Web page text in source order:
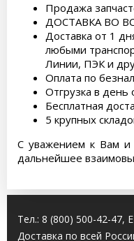
Продажа
ДОСТАВКА ВО
Доставка от 1
любыми
Линии, ПЭК и
Оплата по
Отгрузка в день
Бесплатная
5 крупных
С уважением к Вам и
дальнейшее
Тел.: 8 (800) 500-42-47,
Доставка по всей